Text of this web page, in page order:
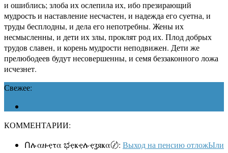
и ошиблись; злоба их ослепила их, ибо презирающий
мудрость и наставление несчастен, и надежда его суетна, и
труды бесплодны, и дела его непотребны. Жены их
несмысленны, и дети их злы, проклят род их. Плод добрых
трудов славен, и корень мудрости неподвижен. Дети же
прелюбодеев будут несовершенны, и семя беззаконного ложа
исчезнет.
Свежее:
КОММЕНТАРИИ:
Ոሉαዙҿτα ಭҿҝҿሉҿʓяҝα〄: Выход на пенсию отложЫли